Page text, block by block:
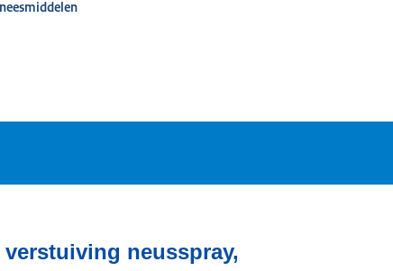
neusspray,